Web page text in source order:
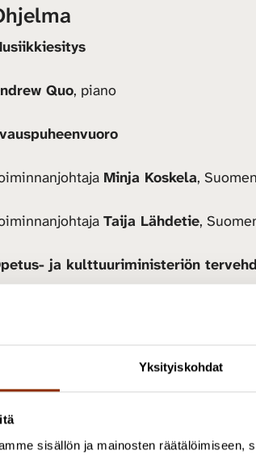
Yksityiskohdat
sisällön ja mainosten räätälöimiseen,
Quo, piano
Minja Koskela,
Taija Lähdetie,
ja kulttuuriministeriön
opintopolut -hankkeen
tutkimuskeskus